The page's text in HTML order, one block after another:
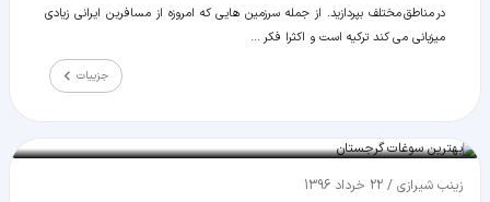
در مناطق مختلف بپردازید. از جمله سرزمین هایی که امروزه از مسافرین ایرانی زیادی
میزبانی می کند ترکیه است و اکثرا فکر ...
جزییات
بهترین سوغات گرجستان
زينب شيرازی / 22 خرداد 1396